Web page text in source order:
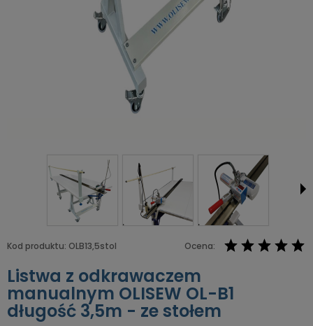
Ocena:
Kod produktu: OLB13,5stol
Listwa z odkrawaczem
manualnym OLISEW OL-B1
długość 3,5m - ze stołem